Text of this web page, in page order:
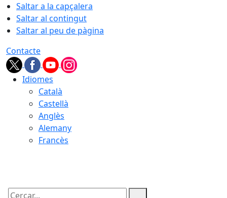
Saltar a la capçalera
Saltar al contingut
Saltar al peu de pàgina
Contacte
Idiomes
Català
Castellà
Anglès
Alemany
Francès